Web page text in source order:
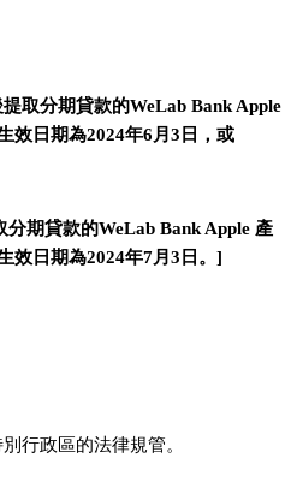
取分期貸款的WeLab Bank Apple
效日期為2024年6月3日，或
期貸款的WeLab Bank Apple 產
效日期為2024年7月3日。]
行政區的法律規管。